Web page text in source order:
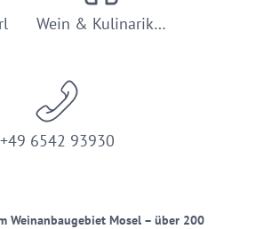
Wein & Kulinarik…
+49 6542 93930
Weinanbaugebiet Mosel – über 200